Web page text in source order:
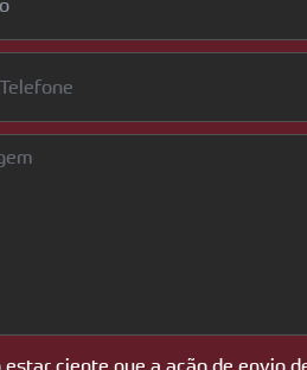
estar ciente que a ação de envio